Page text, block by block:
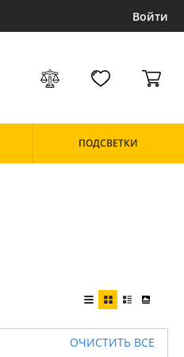
Войти
ПОДСВЕТКИ
ОЧИСТИТЬ ВСЕ